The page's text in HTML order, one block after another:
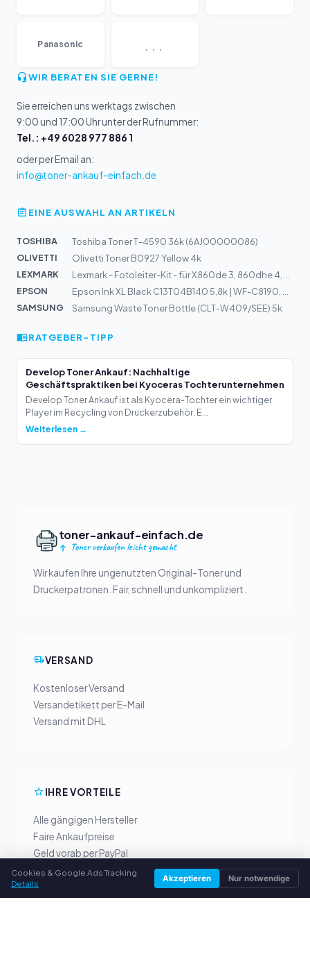
Panasonic ...
WIR BERATEN SIE GERNE!
Sie erreichen uns werktags zwischen
9:00 und 17:00 Uhr unter der Rufnummer:
Tel.: +49 6028 977 886 1
oder per Email an:
info@toner-ankauf-einfach.de
EINE AUSWAHL AN ARTIKELN
TOSHIBA
Toshiba Toner T-4590 36k (6AJ00000086)
OLIVETTI
Olivetti Toner B0927 Yellow 4k
LEXMARK
Lexmark - Fotoleiter-Kit - für X860de 3, 860dhe 4, 862d...
EPSON
Epson Ink XL Black C13T04B140 5,8k | WF-C8190, C8610 .
SAMSUNG
Samsung Waste Toner Bottle (CLT-W409/SEE) 5k
RATGEBER-TIPP
Develop Toner Ankauf: Nachhaltige
Geschäftspraktiken bei Kyoceras Tochterunternehmen
Develop Toner Ankauf ist als Kyocera-Tochter ein wichtiger
Player im Recycling von Druckerzubehör. E...
Weiterlesen →
toner-ankauf-einfach.de
Toner verkaufen leicht gemacht
Wir kaufen Ihre ungenutzten Original-Toner und
Druckerpatronen. Fair, schnell und unkompliziert.
VERSAND
Kostenloser Versand
Versandetikett per E-Mail
Versand mit DHL
IHRE VORTEILE
Alle gängigen Hersteller
Faire Ankaufpreise
Geld vorab per PayPal
Persönliche Beratung
Cookies & Google Ads Tracking.
Details
Akzeptieren Nur notwendige